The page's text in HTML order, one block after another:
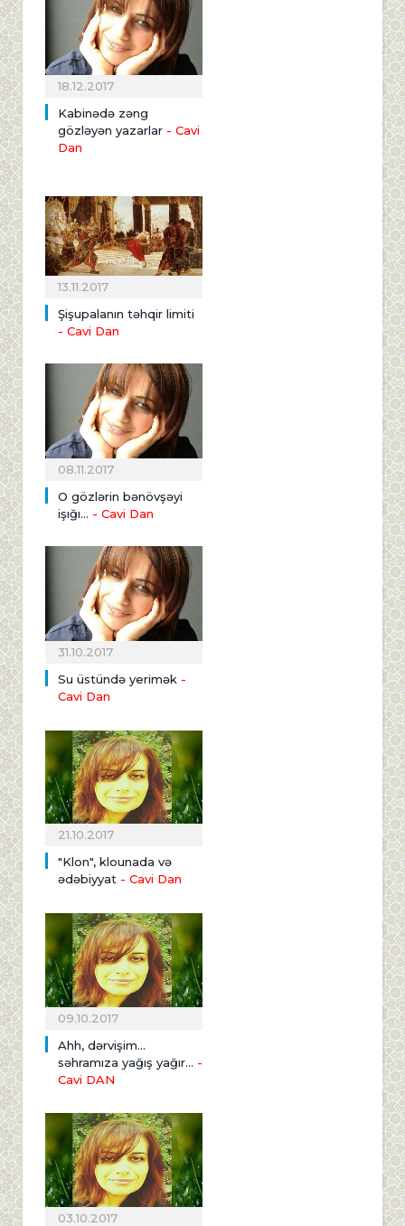
18.12.2017
Kabinədə zəng
gözləyən yazarlar - Cavi
Dan
13.11.2017
Şişupalanın təhqir limiti
- Cavi Dan
08.11.2017
O gözlərin bənövşəyi
işığı... - Cavi Dan
31.10.2017
Su üstündə yerimək -
Cavi Dan
21.10.2017
"Klon", klounada və
ədəbiyyat - Cavi Dan
09.10.2017
Ahh, dərvişim...
səhramıza yağış yağır... -
Cavi DAN
03.10.2017